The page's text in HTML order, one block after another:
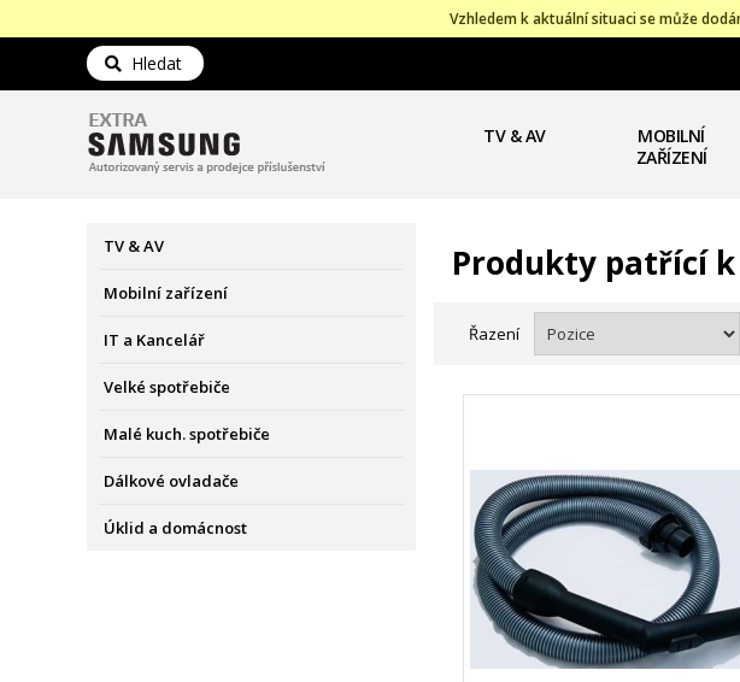
Vzhledem k aktuální situaci se může
Hledat
TV & AV
MOBILNÍ
ZAŘÍZENÍ
TV & AV
Mobilní zařízení
IT a Kancelář
Velké spotřebiče
Malé kuch. spotřebiče
Dálkové ovladače
Úklid a domácnost
Produkty patřící k
Řazení